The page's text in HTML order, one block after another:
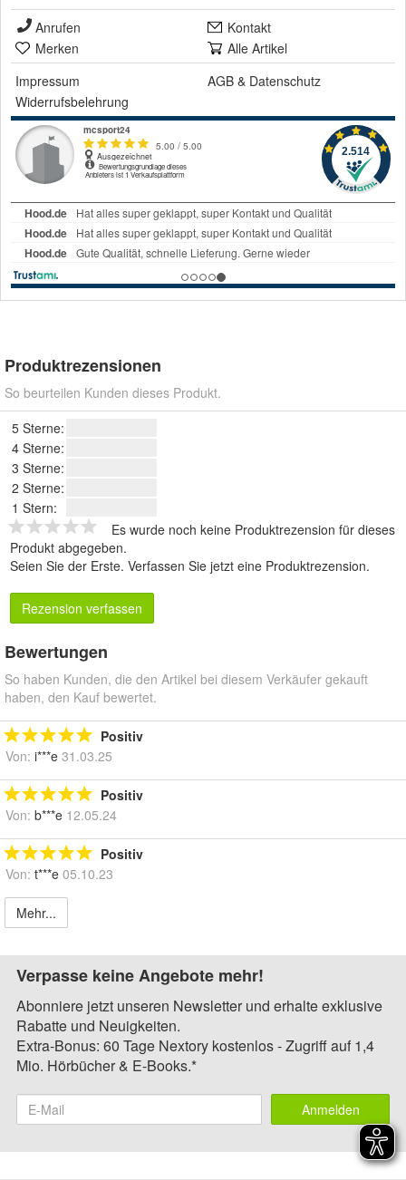
Anrufen
Kontakt
Merken
Alle Artikel
Impressum
AGB & Datenschutz
Widerrufsbelehrung
Produktrezensionen
So beurteilen Kunden dieses Produkt.
5 Sterne:
4 Sterne:
3 Sterne:
2 Sterne:
1 Stern:
Es wurde noch keine Produktrezension für dieses
Produkt abgegeben.
Seien Sie der Erste. Verfassen Sie jetzt eine Produktrezension.
Rezension verfassen
Bewertungen
So haben Kunden, die den Artikel bei diesem Verkäufer gekauft
haben, den Kauf bewertet.
Positiv
Von: i***e 31.03.25
Positiv
Von: b***e 12.05.24
Positiv
Von: t***e 05.10.23
Mehr...
Verpasse keine Angebote mehr!
Abonniere jetzt unseren Newsletter und erhalte exklusive
Rabatte und Neuigkeiten.
Extra-Bonus: 60 Tage Nextory kostenlos - Zugriff auf 1,4
Mio. Hörbücher & E-Books.*
Anmelden